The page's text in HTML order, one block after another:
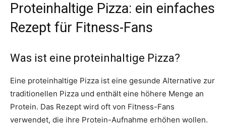
Proteinhaltige Pizza: ein einfaches
Rezept für Fitness-Fans
Was ist eine proteinhaltige Pizza?
Eine proteinhaltige Pizza ist eine gesunde Alternative zur
traditionellen Pizza und enthält eine höhere Menge an
Protein. Das Rezept wird oft von Fitness-Fans
verwendet, die ihre Protein-Aufnahme erhöhen wollen.